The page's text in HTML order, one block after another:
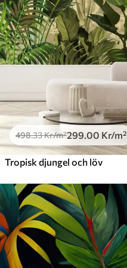
Premiumvinyl
725.00435.00 Kr/m²
Peel and Stick
498.33Kr/m²299 .00 Kr/m²
Tropisk djungel och löv